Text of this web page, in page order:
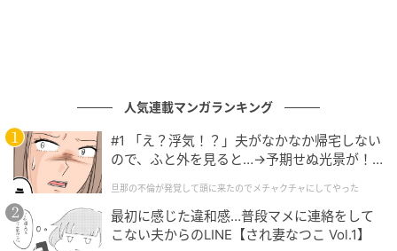
ウーマンエキサイト
人気連載マンガランキング
#1 「え？浮気！？」夫がなかなか帰宅しない
ので、ふと外を見ると…→予期せぬ光景が！
クチャにしてやった
旦那の不倫が発覚して頭に来たのでメチャクチャにしてやった
最初に感じた違和感…普段マメに連絡をして
こない夫からのLINE【され妻なつこ Vol.1】